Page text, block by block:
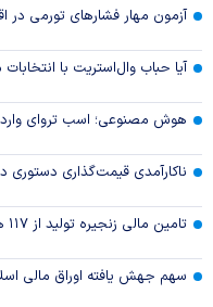
آزمون مهار فشار‌های تورمی در
آیا حباب وال‌استریت با
هوش مصنوعی؛ اسب تروای
ناکارآمدی قیمت‌گذاری دستوری
تامین مالی زنجیره تولید از ۱۱۷ همت عبور کرد
سهم جهش یافته اوراق مالی